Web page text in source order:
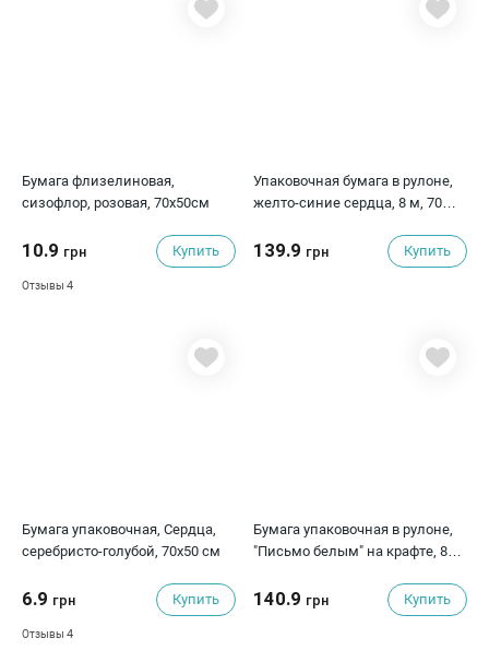
Бумага флизелиновая,
сизофлор, розовая, 70х50см
10.9 грн Купить
Отзывы 4
Упаковочная бумага в рулоне,
желто-синие сердца, 8 м, 70
139.9 грн Купить
Бумага упаковочная, Сердца,
серебристо-голубой, 70х50 см
6.9 грн Купить
Отзывы 4
Бумага упаковочная в рулоне,
"Письмо белым" на крафте, 8
140.9 грн Купить